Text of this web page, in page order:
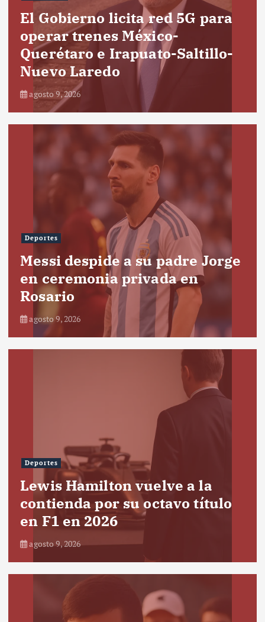
El Gobierno licita red 5G para
operar trenes México-
Querétaro e Irapuato-Saltillo-
Nuevo Laredo
agosto 9, 2026
Deportes
Messi despide a su padre Jorge
en ceremonia privada en
Rosario
agosto 9, 2026
Deportes
Lewis Hamilton vuelve a la
contienda por su octavo título
en F1 en 2026
agosto 9, 2026